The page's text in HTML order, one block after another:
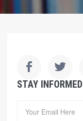
STAY